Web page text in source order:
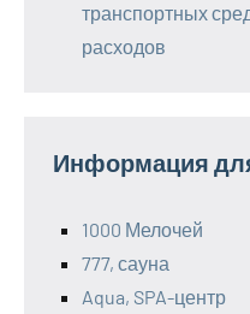
транспортных
расходов
Информация
1000 Мелочей
777, сауна
Aqua, SPA-центр